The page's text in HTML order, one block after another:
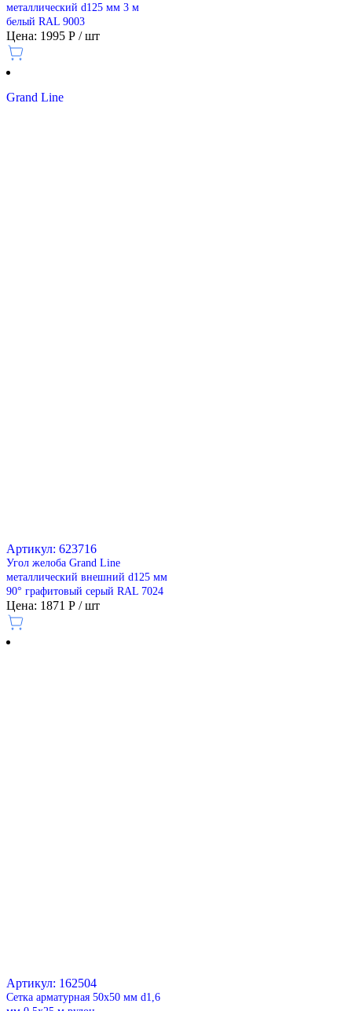
металлический d125 мм 3 м
белый RAL 9003
Цена: 1995 Р / шт
Grand Line
Артикул: 623716
Угол желоба Grand Line
металлический внешний d125 мм
90° графитовый серый RAL 7024
Цена: 1871 Р / шт
Артикул: 162504
Сетка арматурная 50х50 мм d1,6